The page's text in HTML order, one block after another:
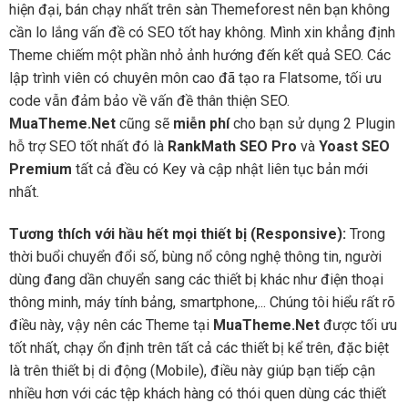
hiện đại, bán chạy nhất trên sàn Themeforest nên bạn không
cần lo lắng vấn đề có SEO tốt hay không. Mình xin khẳng định
Theme chiếm một phần nhỏ ảnh hướng đến kết quả SEO. Các
lập trình viên có chuyên môn cao đã tạo ra Flatsome, tối ưu
code vẫn đảm bảo về vấn đề thân thiện SEO.
MuaTheme.Net cũng sẽ miễn phícho bạn sử dụng 2 Plugin
hỗ trợ SEO tốt nhất đó là RankMath SEO Pro và Yoast SEO
Premium tất cả đều có Key và cập nhật liên tục bản mới
nhất.
Tương thích với hầu hết mọi thiết bị (Responsive): Trong
thời buổi chuyển đổi số, bùng nổ công nghệ thông tin, người
dùng đang dần chuyển sang các thiết bị khác như điện thoại
thông minh, máy tính bảng, smartphone,... Chúng tôi hiểu rất rõ
điều này, vậy nên các Theme tại MuaTheme.Net được tối ưu
tốt nhất, chạy ổn định trên tất cả các thiết bị kể trên, đặc biệt
là trên thiết bị di động (Mobile), điều này giúp bạn tiếp cận
nhiều hơn với các tệp khách hàng có thói quen dùng các thiết